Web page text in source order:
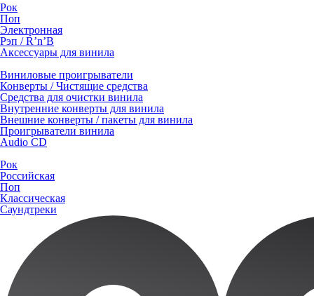
Рок
Поп
Электронная
Рэп / R’n’B
Аксессуары для винила
Виниловые проигрыватели
Конверты / Чистящие средства
Средства для очистки винила
Внутренние конверты для винила
Внешние конверты / пакеты для винила
Проигрыватели винила
Audio CD
Рок
Российская
Поп
Классическая
Саундтреки